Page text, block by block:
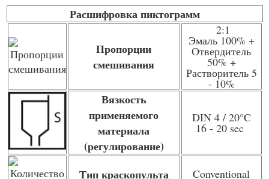
Расшифровка пиктограмм
Пропорции
смешивания
2:1
Эмаль 100% +
Отвердитель
50% +
Растворитель 5
- 10%
Вязкость
применяемого
материала
(регулирование)
DIN 4 / 20°C
16 - 20 sec
Тип краскопульта
Conventional